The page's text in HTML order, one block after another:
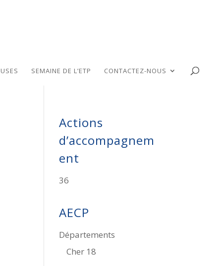
SEMAINE DE L’ETP CONTACTEZ-NOUS
Actions
d’accompagnem
ent
36
AECP
Départements
Cher 18